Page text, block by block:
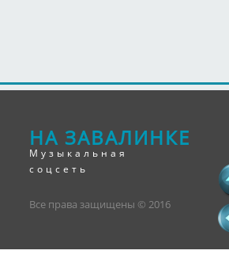
НА ЗАВАЛИНКЕ
Музыкальная
соцсеть
Все права защищены © 2016